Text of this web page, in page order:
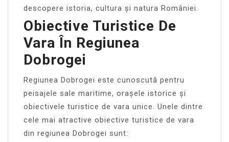
descopere istoria, cultura și natura României.
Obiective Turistice De
Vara În Regiunea
Dobrogei
Regiunea Dobrogei este cunoscută pentru
peisajele sale maritime, orașele istorice și
obiectivele turistice de vara unice. Unele dintre
cele mai atractive obiective turistice de vara
din regiunea Dobrogei sunt: